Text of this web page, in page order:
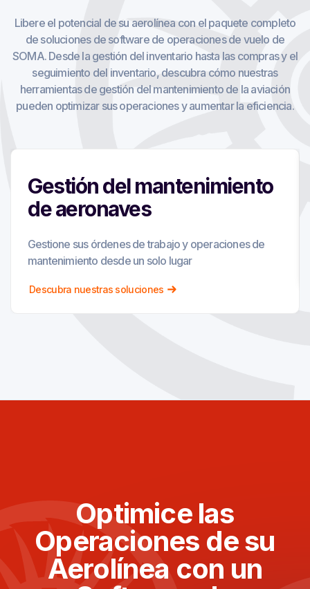
Libere el potencial de su aerolínea con el paquete completo
de soluciones de software de operaciones de vuelo de
SOMA. Desde la gestión del inventario hasta las compras y el
seguimiento del inventario, descubra cómo nuestras
herramientas de gestión del mantenimiento de la aviación
pueden optimizar sus operaciones y aumentar la eficiencia.
Gestión del mantenimiento
de aeronaves
Gestione sus órdenes de trabajo y operaciones de
mantenimiento desde un solo lugar
Descubra nuestras soluciones
Optimice las
Operaciones de su
Aerolínea con un